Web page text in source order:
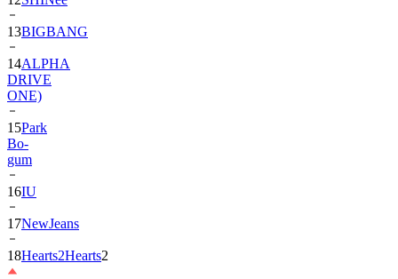
13BIGBANG
14ALPHA
DRIVE
ONE)
15Park
Bo-
gum
16IU
17NewJeans
18Hearts2Hearts2